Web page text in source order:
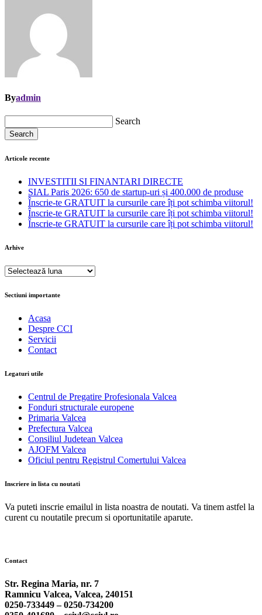
Byadmin
Search
Search
Articole recente
INVESTITII SI FINANTARI DIRECTE
SIAL Paris 2026: 650 de startup-uri și 400.000 de produse
Înscrie-te GRATUIT la cursurile care îți pot schimba viitorul!
Înscrie-te GRATUIT la cursurile care îți pot schimba viitorul!
Înscrie-te GRATUIT la cursurile care îți pot schimba viitorul!
Arhive
Arhive
Sectiuni importante
Acasa
Despre CCI
Servicii
Contact
Legaturi utile
Centrul de Pregatire Profesionala Valcea
Fonduri structurale europene
Primaria Valcea
Prefectura Valcea
Consiliul Judetean Valcea
AJOFM Valcea
Oficiul pentru Registrul Comertului Valcea
Inscriere in lista cu noutati
Va puteti inscrie emailul in lista noastra de noutati. Va tinem astfel la
curent cu noutatile precum si oportunitatile aparute.
Contact
Str. Regina Maria, nr. 7
Ramnicu Valcea, Valcea, 240151
0250-733449 –0250-734200